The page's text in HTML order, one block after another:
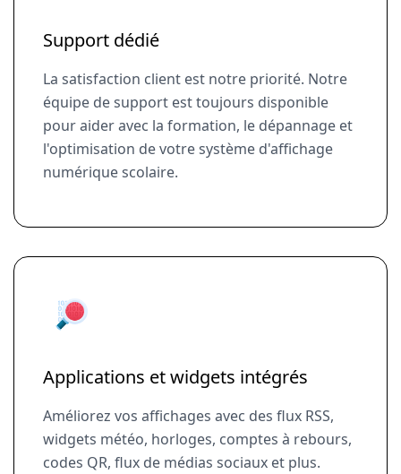
Support dédié
La satisfaction client est notre priorité. Notre
équipe de support est toujours disponible
pour aider avec la formation, le dépannage et
l'optimisation de votre système d'affichage
numérique scolaire.
Applications et widgets intégrés
Améliorez vos affichages avec des flux RSS,
widgets météo, horloges, comptes à rebours,
codes QR, flux de médias sociaux et plus.